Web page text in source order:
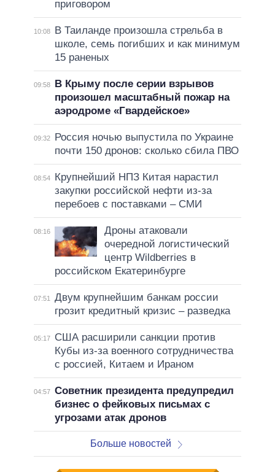
приговором
10:08
В Таиланде произошла стрельба в
школе, семь погибших и как минимум
15 раненых
09:58
В Крыму после серии взрывов
произошел масштабный пожар на
аэродроме «Гвардейское»
09:32
Россия ночью выпустила по Украине
почти 150 дронов: сколько сбила ПВО
08:54
Крупнейший НПЗ Китая нарастил
закупки российской нефти из-за
перебоев с поставками – СМИ
08:16
Дроны атаковали
очередной логистический
центр Wildberries в
российском Екатеринбурге
07:51
Двум крупнейшим банкам россии
грозит кредитный кризис – разведка
05:17
США расширили санкции против
Кубы из-за военного сотрудничества
с россией, Китаем и Ираном
04:57 Советник президента предупредил
бизнес о фейковых письмах с
угрозами атак дронов
Больше новостей